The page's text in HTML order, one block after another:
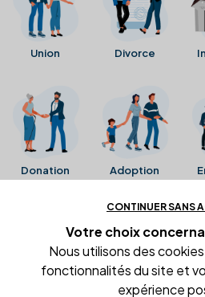
Union Divorce
Donation Adoption
Ces avis proviennent
Business de l'office notarial.
été vérifiés par
CONTINUER SANS
Votre choix
Nous utilisons des
fonctionnalités du site et
expérience